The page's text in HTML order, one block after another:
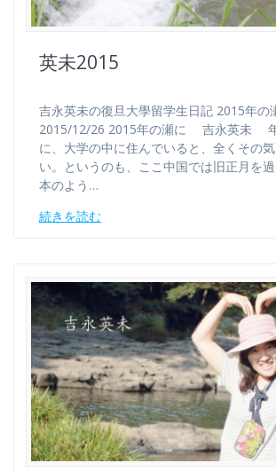
英未2015
吉永英未の復旦大學留学生日記 2015年の
2015/12/26 2015年の瀬に 吉永英未
に、大学の中に住んでいると、全くその
い。というのも、ここ中国では旧正月を
本のよう…
続きを読む